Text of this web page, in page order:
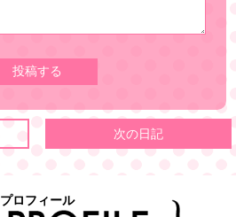
次の日記
プロフィール